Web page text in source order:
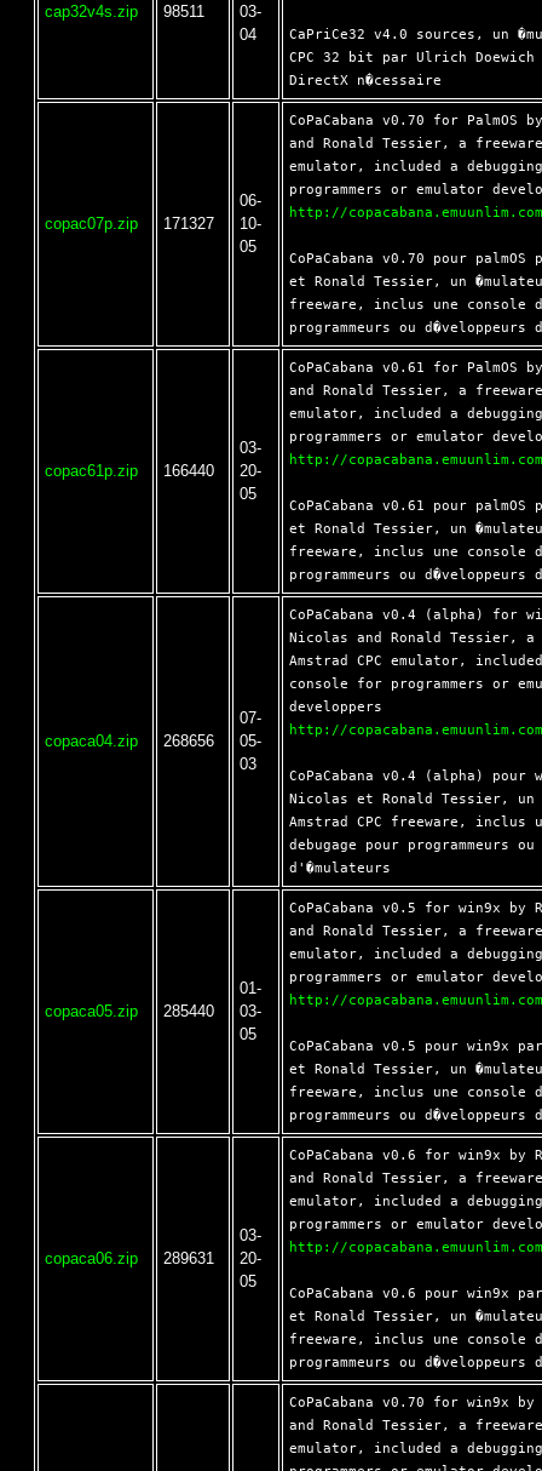
cap32v4s.zip 98511
03-
04
CaPriCe32 v4.0 sources, un
CPC 32 bit par Ulrich Doewich
copac07p.zip 171327
06-
10-
05
CoPaCabana v0.70 for PalmOS
and Ronald Tessier, a freeware
emulator, included a
http://
CoPaCabana v0.70 pour
et Ronald Tessier, un
freeware, inclus une console
copac61p.zip 166440
03-
20-
05
CoPaCabana v0.61 for PalmOS
and Ronald Tessier, a freeware
emulator, included a
http://
CoPaCabana v0.61 pour
et Ronald Tessier, un
freeware, inclus une console
copaca04.zip 268656
07-
05-
03
CoPaCabana v0.4 (alpha) for
Nicolas and Ronald Tessier, a
Amstrad CPC emulator,
console for programmers or
http://
CoPaCabana v0.4 (alpha) pour
Nicolas et Ronald Tessier, un
Amstrad CPC freeware, inclus
debugage pour programmeurs
copaca05.zip 285440
01-
03-
05
CoPaCabana v0.5 for win9x by
and Ronald Tessier, a freeware
emulator, included a
http://
CoPaCabana v0.5 pour win9x
et Ronald Tessier, un
freeware, inclus une console
copaca06.zip 289631
03-
20-
05
CoPaCabana v0.6 for win9x by
and Ronald Tessier, a freeware
emulator, included a
http://
CoPaCabana v0.6 pour win9x
et Ronald Tessier, un
freeware, inclus une console
CoPaCabana v0.70 for win9x
and Ronald Tessier, a freeware
emulator, included a